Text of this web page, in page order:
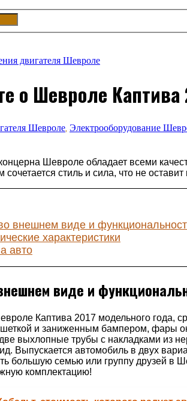
двигателя Шевроле
о Шевроле Каптива
Шевроле, Электрооборудование
Шевроле обладает всеми
сочетается стиль и сила, что не
внешнем виде и
характеристики
авто
виде и
Каптива 2017 модельного года,
и заниженным бампером, фары
выхлопные трубы с накладками из
Выпускается автомобиль в двух
большую семью или группу друзей в
комплектацию!